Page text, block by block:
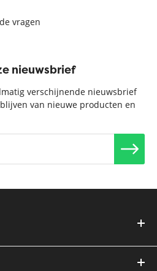
vragen
nieuwsbrief
verschijnende nieuwsbrief
van nieuwe producten en